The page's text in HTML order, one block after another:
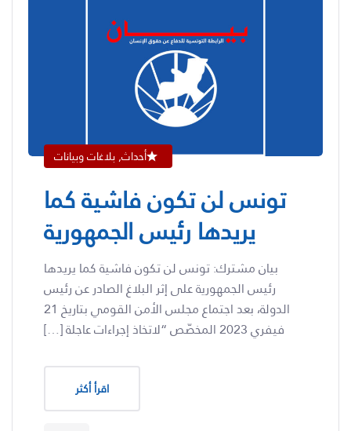
أحداث, بلاغات وبيانات
تونس لن تكون فاشية كما
يريدها رئيس الجمهورية
بيان مشترك: تونس لن تكون فاشية كما يريدها
رئيس الجمهورية على إثر البلاغ الصادر عن رئيس
الدولة، بعد اجتماع مجلس الأمن القومي بتاريخ 21
فيفري 2023 المخصّص “لاتخاذ إجراءات عاجلة […]
اقرأ أكثر